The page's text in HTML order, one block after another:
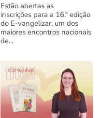
Estão abertas as
inscrições para a 16.ª edição
do E-vangelizar, um dos
maiores encontros nacionais
de...